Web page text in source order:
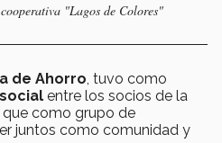
"Lagos de Colores"
de Ahorro , tuvo como
entre los socios de la
como grupo de
juntos como comunidad y